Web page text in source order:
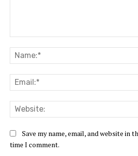
Save my name, email, and website in
time I comment.